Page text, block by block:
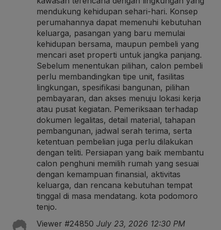
mendukung kehidupan sehari-hari. Konsep
perumahannya dapat memenuhi kebutuhan
keluarga, pasangan yang baru memulai
kehidupan bersama, maupun pembeli yang
mencari aset properti untuk jangka panjang.
Sebelum menentukan pilihan, calon pembeli
perlu membandingkan tipe unit, fasilitas
lingkungan, spesifikasi bangunan, pilihan
pembayaran, dan akses menuju lokasi kerja
atau pusat kegiatan. Pemeriksaan terhadap
dokumen legalitas, detail material, tahapan
pembangunan, jadwal serah terima, serta
ketentuan pembelian juga perlu dilakukan
dengan teliti. Persiapan yang baik membantu
calon penghuni memilih rumah yang sesuai
dengan kemampuan finansial, aktivitas
keluarga, dan rencana kebutuhan tempat
tinggal di masa mendatang. kota podomoro
tenjo.
Viewer #24850 July 23, 2026 12:30 PM